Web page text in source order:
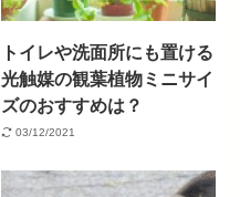
トイレや洗面所にも置ける
光触媒の観葉植物ミニサイ
ズのおすすめは？
03/12/2021